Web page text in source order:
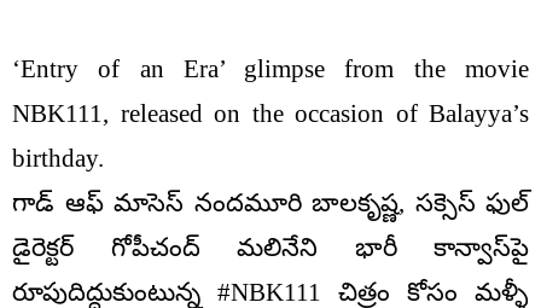
‘Entry of an Era’ glimpse from the movie
NBK111, released on the occasion of Balayya’s
birthday.
గాడ్ ఆఫ్ మాసెస్ నందమూరి బాలకృష్ణ, సక్సెస్ ఫుల్
డైరెక్టర్ గోపీచంద్ మలినేని భారీ కాన్వాస్‌పై
రూపుదిద్దుకుంటున్న #NBK111 చిత్రం కోసం మళ్ళీ